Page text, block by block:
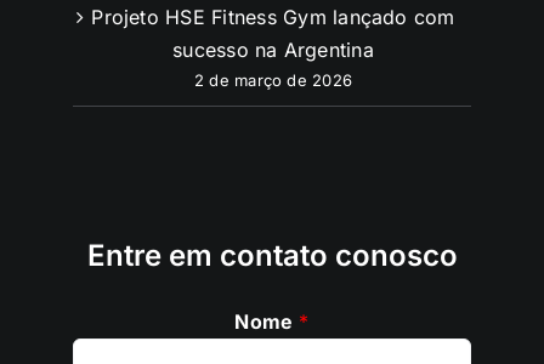
Projeto HSE Fitness Gym lançado com
sucesso na Argentina
2 de março de 2026
Entre em contato conosco
Nome *